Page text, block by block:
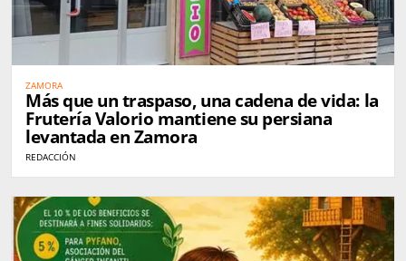
ZAMORA
Más que un traspaso, una cadena de vida: la
Frutería Valorio mantiene su persiana
levantada en Zamora
REDACCIÓN